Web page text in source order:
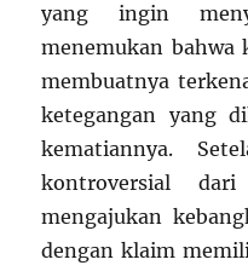
yang ingin
menemukan bahwa
membuatnya
ketegangan yang
kematiannya.
kontroversial
mengajukan
dengan klaim